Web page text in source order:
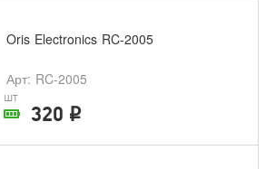
В наличии в магазине
Oris Electronics RC-2005
Арт: RC-2005
шт
320 i